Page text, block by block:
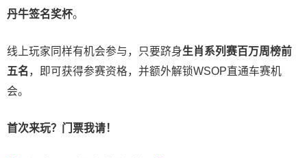
丹牛签名奖杯。
线上玩家同样有机会参与，只要跻身生肖系列赛百万周榜前
五名 ，即可获得参赛资格，并额外解锁WSOP直通车赛机
会。
首次来玩？门票我请！